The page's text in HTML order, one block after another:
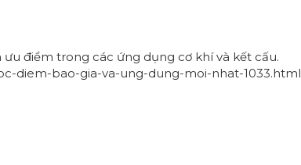
điểm trong các ứng dụng cơ khí và kết cấu.
diem-bao-gia-va-ung-dung-moi-nhat-1033.html